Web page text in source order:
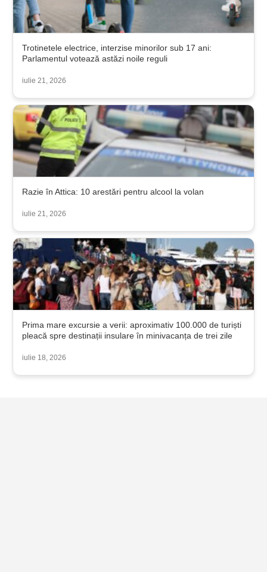
Trotinetele electrice, interzise minorilor sub 17 ani:
Parlamentul votează astăzi noile reguli
iulie 21, 2026
Razie în Attica: 10 arestări pentru alcool la volan
iulie 21, 2026
Prima mare excursie a verii: aproximativ 100.000 de turiști
pleacă spre destinații insulare în minivacanța de trei zile
iulie 18, 2026